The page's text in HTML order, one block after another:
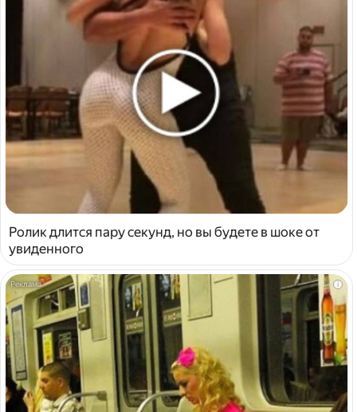
Ролик длится пару секунд, но вы будете в шоке от
увиденного
i